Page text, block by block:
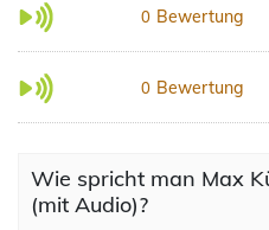
0 Bewertung
0 Bewertung
Wie spricht man Max
(mit Audio)?